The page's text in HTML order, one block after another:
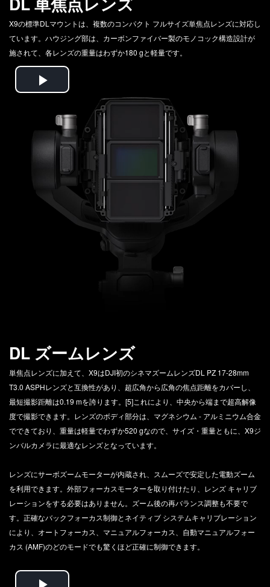
X9の標準DLマウントは、複数のコンパクト フルサイズ単焦点レンズに対応し
ています。ハウジング部は、カーボンファイバー製のモノコック構造設計が
施されて、各レンズの重量はわずか180 gと軽量です。
Play
Video
DL ズームレンズ
単焦点レンズに加えて、X9はDJI初のシネマズームレンズDL PZ 17-28mm
T3.0 ASPHレンズと互換性があり、超広角から広角の焦点距離をカバーし、
最短撮影距離は0.19 mを誇ります。[5]これにより、中央から端まで超高解像
度で撮影できます。レンズのボディ部分は、マグネシウム - アルミニウム合金
でできており、重量は軽量でわずか520 gなので、サイズ・重量ともに、X9ジ
ンバルカメラに最適なレンズとなっています。
レンズにサーボズームモーターが内蔵され、スムーズで安定した電動ズーム
を利用できます。外部フォーカスモーターを取り付けたり、レンズ キャリブ
レーションをする必要はありません。ズーム後の再バランス調整も不要で
す。正確なバックフォーカス制御とネイティブ システムキャリブレーション
により、オートフォーカス、マニュアルフォーカス、自動マニュアルフォー
カス (AMF)のどのモードでも驚くほど正確に制御できます。